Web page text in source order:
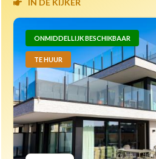
ONMIDDELLIJK BESCHIKBAAR
TE HUUR